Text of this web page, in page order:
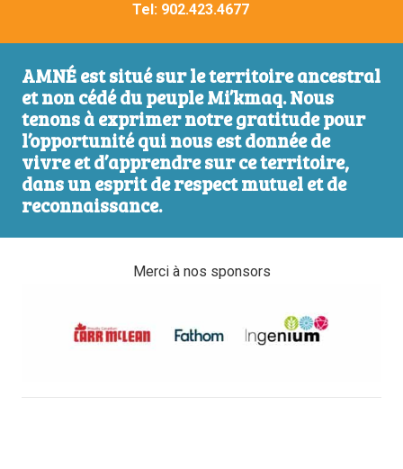
AMNÉ est situé sur le territoire ancestral
et non cédé du peuple Mi’kmaq. Nous
tenons à exprimer notre gratitude pour
l’opportunité qui nous est donnée de
vivre et d’apprendre sur ce territoire,
dans un esprit de respect mutuel et de
reconnaissance.
Tel: 902.423.4677
Merci à nos sponsors